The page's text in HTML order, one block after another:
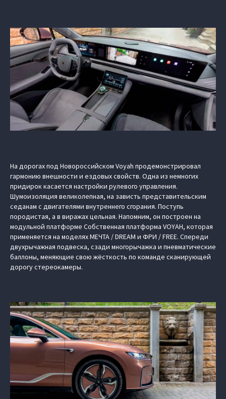
На дорогах под Новороссийском Voyah продемонстрировал
гармонию внешности и ездовых свойств. Одна из немногих
придирок касается настройки рулевого управления.
Шумоизоляция великолепная, на зависть представительским
седанам с двигателями внутреннего сгорания. Поступь
породистая, а в виражах цельная. Напомним, он построен на
модульной платформе Cобственная платформа VOYAH, которая
применяется на моделях МЕЧТА / DREAM и ФРИ / FREE. Спереди
двухрычажная подвеска, сзади многорычажка и пневматические
баллоны, меняющие свою жёсткость по команде сканирующей
дорогу стереокамеры.